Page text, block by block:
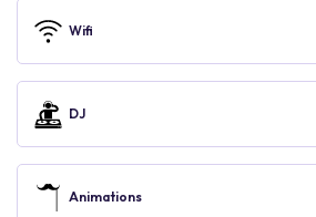
Wifi
DJ
Animations